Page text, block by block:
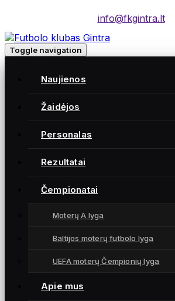
info@fkgintra.lt
Toggle navigation
Naujienos
Žaidėjos
Personalas
Rezultatai
Čempionatai
Moterų A lyga
Baltijos moterų futbolo lyga
UEFA moterų Čempionių lyga
Apie mus
Moterų futbolo klubas „Gintra“ – daugkartinės
Lietuvai UEFA moterų Čempionių lygoje.
NUORODOS